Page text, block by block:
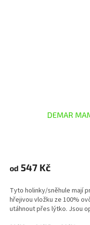
DEMAR
od 547 Kč
Tyto holinky/sněhule mají
hřejivou vložku ze 100%
utáhnout přes lýtko. Jsou